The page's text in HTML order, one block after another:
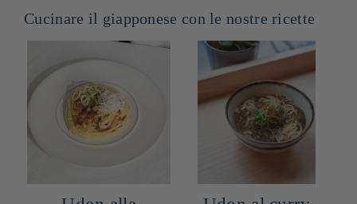
Cucinare il giapponese con le nostre ricette